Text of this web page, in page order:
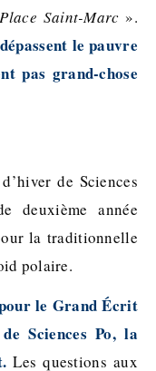
Saint-Marc ».
le pauvre
pas grand-chose
de Sciences
deuxième année
la traditionnelle
polaire.
le Grand Écrit
Sciences Po, la
Les questions aux